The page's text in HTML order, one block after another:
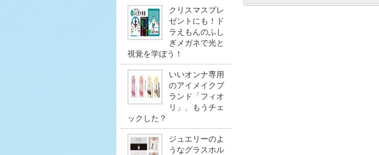
クリスマスプレ
ゼントにも！ド
ラえもんのふし
ぎメガネで光と
視覚を学ぼう！
いいオンナ専用
のアイメイクブ
ランド「フィオ
リ」、もうチェ
ックした？
ジュエリーのよ
うなグラスホル